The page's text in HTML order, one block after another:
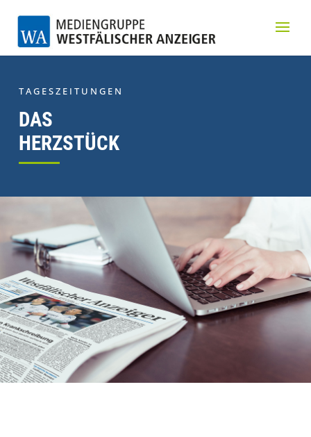
TAGESZEITUNGEN
DAS
HERZSTÜCK